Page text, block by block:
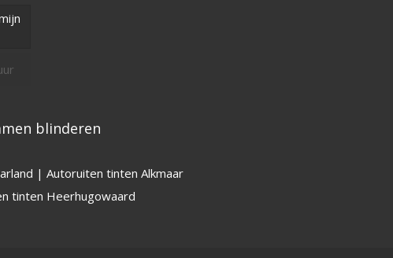
blinderen
| Autoruiten tinten Alkmaar
tinten Heerhugowaard